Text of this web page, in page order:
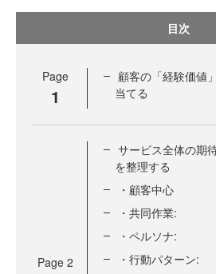
目次
Page
1
顧客の「経験価値
当てる
Page 2
サービス全体の期
を整理する
・顧客中心
・共同作業:
・ペルソナ:
・行動パターン: